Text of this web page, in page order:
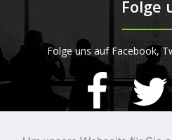
Folge
Folge uns auf Facebook,